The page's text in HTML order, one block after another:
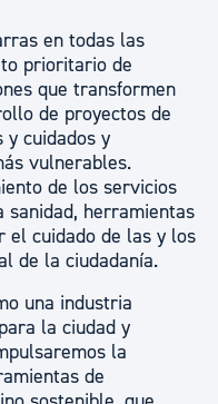
en todas las
prioritario de
que transformen
de proyectos de
cuidados y
vulnerables.
de los servicios
sanidad, herramientas
el cuidado de las y los
de la ciudadanía.
una industria
la ciudad y
la
de